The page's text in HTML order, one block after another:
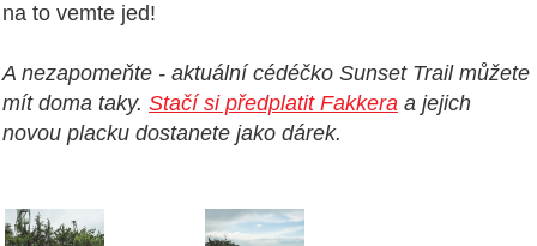
na to vemte jed!
A nezapomeňte - aktuální cédéčko Sunset Trail můžete
mít doma taky. Stačí si předplatit Fakkera a jejich
novou placku dostanete jako dárek.